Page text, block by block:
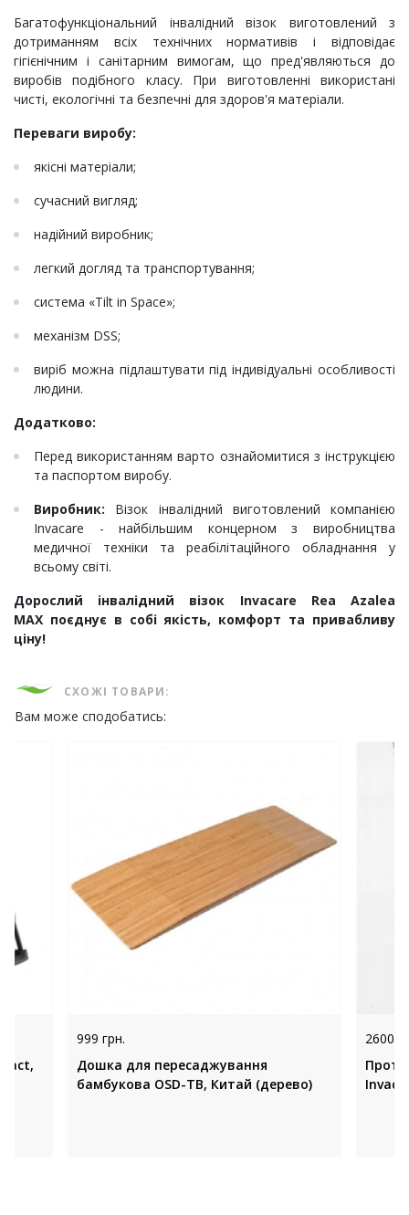
Багатофункціональний інвалідний візок виготовлений з
дотриманням всіх технічних нормативів і відповідає
гігієнічним і санітарним вимогам, що пред'являються до
виробів подібного класу. При виготовленні використані
чисті, екологічні та безпечні для здоров'я матеріали.
Переваги виробу:
якісні матеріали;
сучасний вигляд;
надійний виробник;
легкий догляд та транспортування;
система «Tilt in Space»;
механізм DSS;
виріб можна підлаштувати під індивідуальні особливості
людини.
Додатково:
Перед використанням варто ознайомитися з інструкцією
та паспортом виробу.
Виробник: Візок інвалідний виготовлений компанією
Invacare - найбільшим концерном з виробництва
медичної техніки та реабілітаційного обладнання у
всьому світі.
Дорослий інвалідний візок Invacare Rea Azalea
MAX поєднує в собі якість, комфорт та привабливу
ціну!
СХОЖІ ТОВАРИ:
Вам може сподобатись:
999 грн.
Дошка для пересаджування
бамбукова OSD-TB, Китай (дерево)
2600